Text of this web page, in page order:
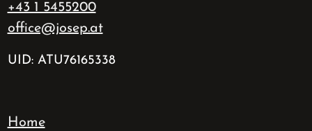
+43 1 5455200
office@josep.at
UID: ATU76165338
Home